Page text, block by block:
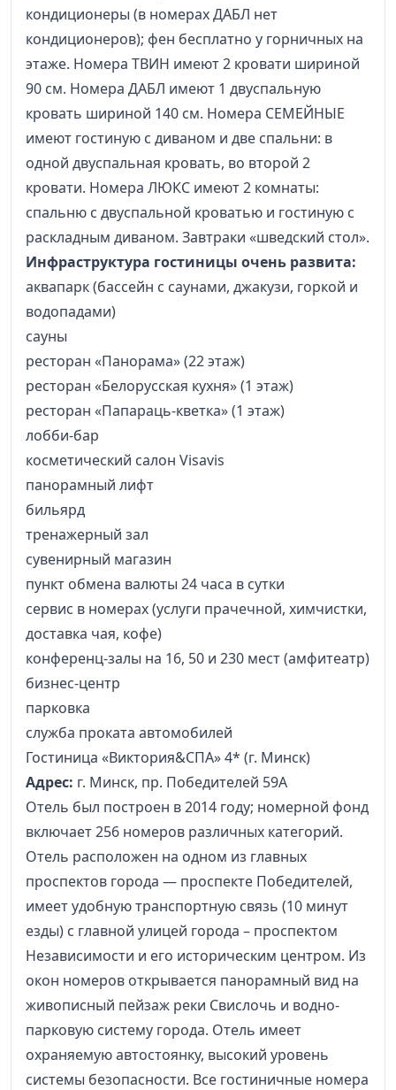
кондиционеры (в номерах ДАБЛ нет
кондиционеров); фен бесплатно у горничных на
этаже. Номера ТВИН имеют 2 кровати шириной
90 см. Номера ДАБЛ имеют 1 двуспальную
кровать шириной 140 см. Номера СЕМЕЙНЫЕ
имеют гостиную с диваном и две спальни: в
одной двуспальная кровать, во второй 2
кровати. Номера ЛЮКС имеют 2 комнаты:
спальню с двуспальной кроватью и гостиную с
раскладным диваном. Завтраки «шведский стол».
Инфраструктура гостиницы очень развита:
аквапарк (бассейн с саунами, джакузи, горкой и
водопадами)
сауны
ресторан «Панорама» (22 этаж)
ресторан «Белорусская кухня» (1 этаж)
ресторан «Папараць-кветка» (1 этаж)
лобби-бар
косметический салон Visavis
панорамный лифт
бильярд
тренажерный зал
сувенирный магазин
пункт обмена валюты 24 часа в сутки
сервис в номерах (услуги прачечной, химчистки,
доставка чая, кофе)
конференц-залы на 16, 50 и 230 мест (амфитеатр)
бизнес-центр
парковка
служба проката автомобилей
Гостиница «Виктория&СПА» 4* (г. Минск)
Адрес: г. Минск, пр. Победителей 59А
Отель был построен в 2014 году; номерной фонд
включает 256 номеров различных категорий.
Отель расположен на одном из главных
проспектов города — проспекте Победителей,
имеет удобную транспортную связь (10 минут
езды) с главной улицей города – проспектом
Независимости и его историческим центром. Из
окон номеров открывается панорамный вид на
живописный пейзаж реки Свислочь и водно-
парковую систему города. Отель имеет
охраняемую автостоянку, высокий уровень
системы безопасности. Все гостиничные номера